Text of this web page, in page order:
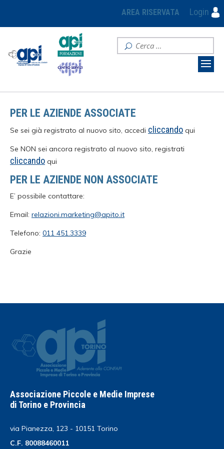
AREA RISERVATA Login
PER LE AZIENDE ASSOCIATE
Se sei già registrato al nuovo sito, accedi cliccando qui
Se NON sei ancora registrato al nuovo sito, registrati
cliccando qui
PER LE AZIENDE NON ASSOCIATE
E’ possibile contattare:
Email: relazioni.marketing@apito.it
Telefono: 011 451.3339
Grazie
Associazione Piccole e Medie Imprese
di Torino e Provincia
via Pianezza, 123 - 10151 Torino
C.F. 80088460011